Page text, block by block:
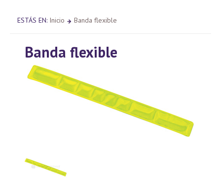
ESTÁS EN: Inicio Banda flexible
Banda flexible